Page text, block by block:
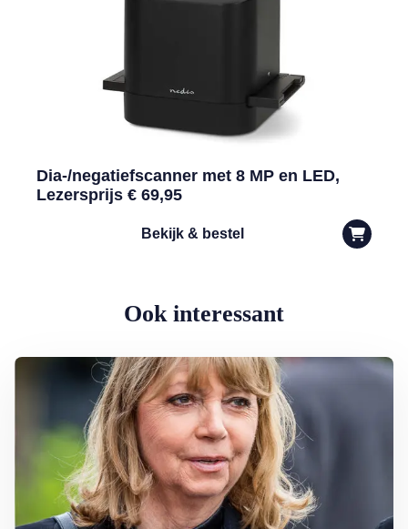
Dia-/negatiefscanner met 8 MP en LED,
Lezersprijs € 69,95
Bekijk & bestel
Ook interessant
Lees meer over Eerbetoon Earth & Fire-zangeres Jerney Kaagman: